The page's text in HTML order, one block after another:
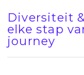
Diversiteit
elke stap
journey